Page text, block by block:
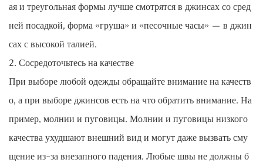
ая и треугольная формы лучше смотрятся в джинсах со сред
ней посадкой, форма «груша» и «песочные часы» — в джин
сах с высокой талией.
2. Сосредоточьтесь на качестве
При выборе любой одежды обращайте внимание на качеств
о, а при выборе джинсов есть на что обратить внимание. На
пример, молнии и пуговицы. Молнии и пуговицы низкого
качества ухудшают внешний вид и могут даже вызвать сму
щение из-за внезапного падения. Любые швы не должны б